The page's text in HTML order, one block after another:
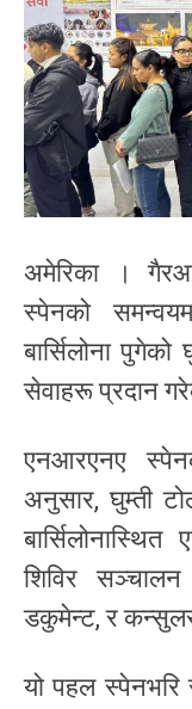
अमेरिका ।
स्पेनको
बार्सिलोना
सेवाहरू प्रदान
एनआरएनए
अनुसार, घुम्ती
शिविर
डकुमेन्ट, र
यो पहल स्पेनभरि